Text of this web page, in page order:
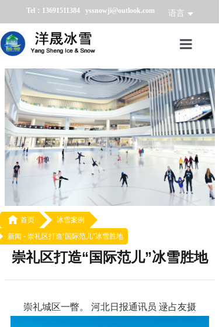
Tel：13691511384 yssnowji@outlook.com 语言
首页
冰雪产品
冰雪业务
冰雪案例
冰雪新闻
 首页
冰雪案例
新闻 - 崇礼区打造“国际范儿”冰雪胜地
崇礼区打造“国际范儿”冰雪胜地
崇礼城区一瞥。 河北日报通讯员 逯占友摄